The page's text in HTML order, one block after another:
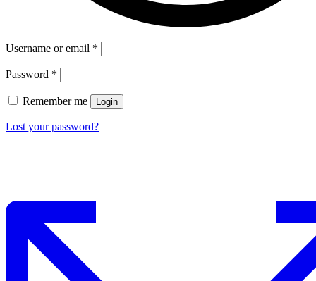
Username or email *
Password *
Remember me Login
Lost your password?